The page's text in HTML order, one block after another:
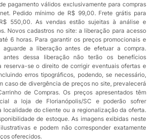
pagamento válidos exclusivamente para compras
Pedido mínimo de R$ 99,00. Frete grátis para
550,00. As vendas estão sujeitas à análise e
Novos cadastros no site: a liberação para acesso
6 horas. Para garantir os preços promocionais e
aguarde a liberação antes de efetuar a compra.
antes dessa liberação não terão os benefícios
reserva-se o direito de corrigir eventuais ofertas e
erros tipográficos, podendo, se necessário,
caso de divergência de preços no site, prevalecerá
de Compras. Os preços apresentados têm
a loja de Florianópolis/SC e poderão sofrer
localidade do cliente ou a regionalização da oferta.
de estoque. As imagens exibidas neste
e podem não corresponder exatamente
oferecidos.